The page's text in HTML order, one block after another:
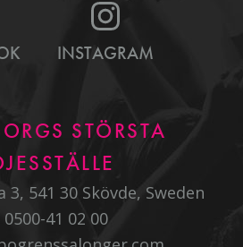
INSTAGRAM
STÖRSTA
3, 541 30 Skövde, Sweden
0500-41 02 00